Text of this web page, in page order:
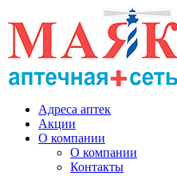
Адреса аптек
Акции
О компании
О компании
Контакты